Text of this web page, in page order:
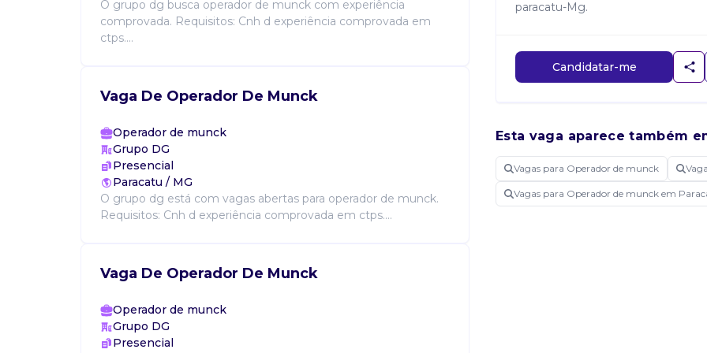
O grupo dg busca operador de munck com experiência
comprovada. Requisitos: Cnh d experiência comprovada em
ctps....
Vaga De Operador De Munck
Operador de munck
Grupo DG
Presencial
Paracatu / MG
O grupo dg está com vagas abertas para operador de munck.
Requisitos: Cnh d experiência comprovada em ctps....
Vaga De Operador De Munck
Operador de munck
Grupo DG
Presencial
paracatu-Mg.
Candidatar-me
Esta vaga aparece também
Vagas para Operador de munck
Vagas para Operador de munck em